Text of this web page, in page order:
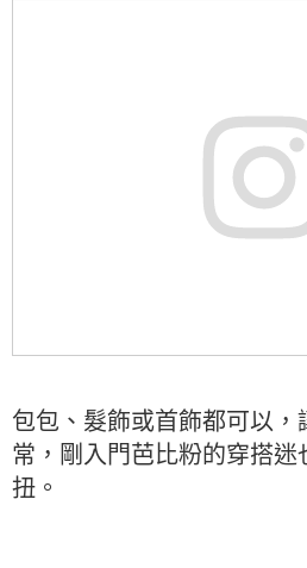
包包、髮飾或首飾都可以，
常，剛入門芭比粉的穿搭
扭。